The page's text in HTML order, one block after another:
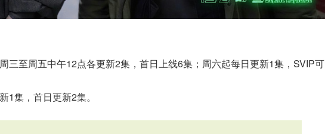
三至周五中午12点各更新2集，首日上线6集；周六起每日更新1集，SVIP可
1集，首日更新2集。